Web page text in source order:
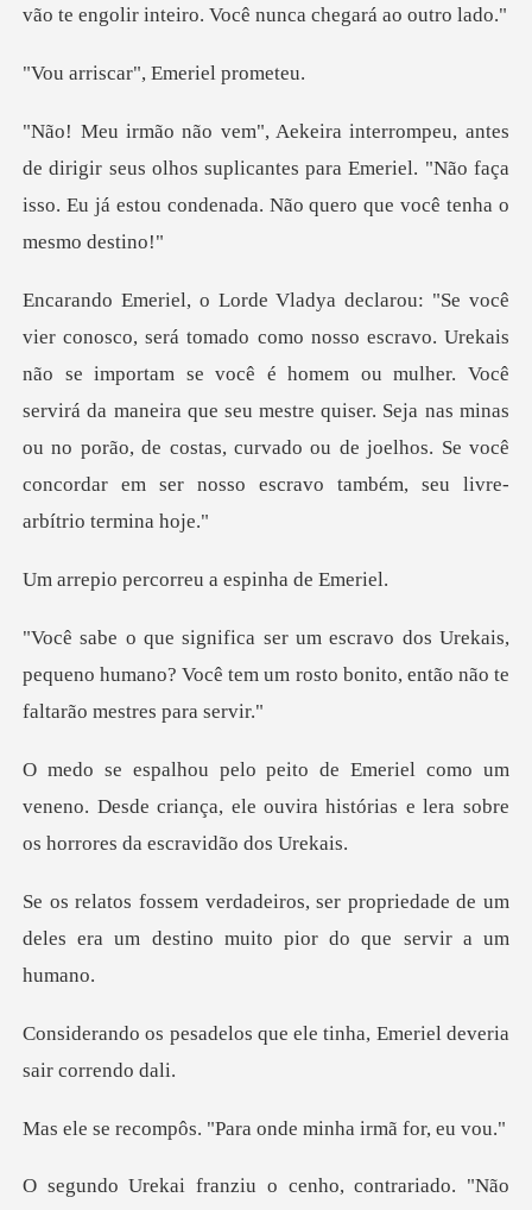
ar", Emerie
gir seus olhos suplicantes para Emeriel. "Não faça
isso. Eu
importam se você é homem ou mulher. Você
servirá da maneira que seu mestre quiser. Seja nas minas
ou no porão, d
correu a espin
Urekais,
pequeno humano? Você tem um rosto bon
veneno. Desde criança, ele ouvira histórias e l
propriedade de um
deles era um destino
que ele tinha, Emeriel d
s. "Para onde minh
nho, contrariado. "Não